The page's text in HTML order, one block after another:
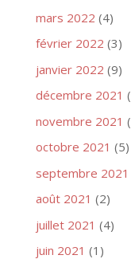
mars 2022 (4)
février 2022 (3)
janvier 2022 (9)
décembre 2021
novembre 2021
octobre 2021 (5)
septembre 2021
août 2021 (2)
juillet 2021 (4)
juin 2021 (1)